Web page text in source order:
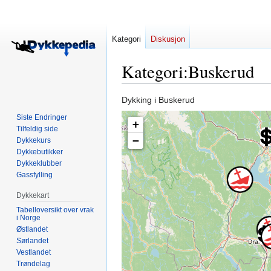
Kategori:Buskerud
Hopp
til
navigering
Hopp
til
søk
Dykking i Buskerud
+
−
Kategori Diskusjon
Siste Endringer
Tilfeldig side
Dykkekurs
Dykkebutikker
Dykkeklubber
Gassfylling
Dykkekart
Tabelloversikt over vrak
i Norge
Østlandet
Sørlandet
Vestlandet
Trøndelag